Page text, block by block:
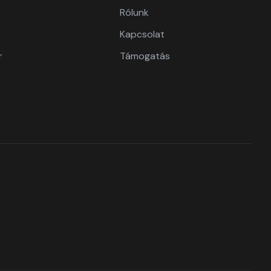
Rólunk
Kapcsolat
Támogatás